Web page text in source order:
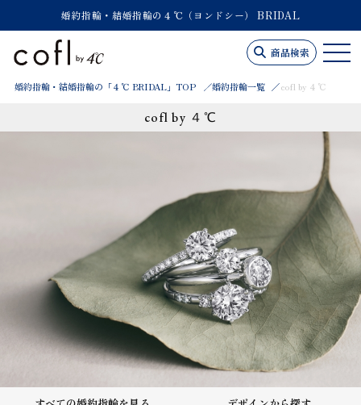
婚約指輪・結婚指輪の４℃（ヨンドシー） BRIDAL
商品検索
婚約指輪・結婚指輪の「４℃ BRIDAL」TOP 婚約指輪一覧 cofl by ４℃
cofl by ４℃